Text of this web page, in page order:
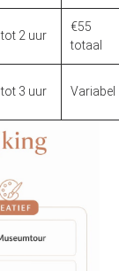
2 uur
€55
totaal
3 uur Variabel